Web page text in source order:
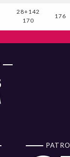
28+142
170
176